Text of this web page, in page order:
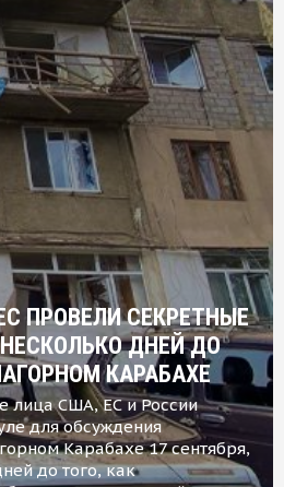
ПРОВЕЛИ СЕКРЕТНЫЕ
ДНЕЙ ДО
КАРАБАХЕ
лица США, ЕС и России
для обсуждения
Карабахе 17 сентября,
до того, как